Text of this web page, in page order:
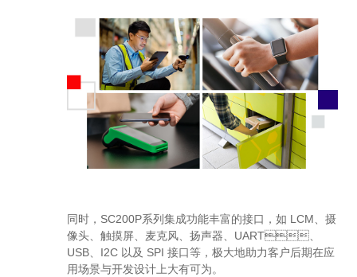
同时，SC200P系列集成功能丰富的接口，如 LCM、摄
像头、触摸屏、麦克风、扬声器、UART、
USB、I2C 以及 SPI 接口等，极大地助力客户后期在应
用场景与开发设计上大有可为。